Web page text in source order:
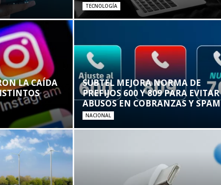
TECNOLOGÍA
LA CAÍDA
SUBTEL MEJORA NORMA DE
PREFIJOS 600 Y 809 PARA EVITAR
ABUSOS EN COBRANZAS Y SPAM
NACIONAL